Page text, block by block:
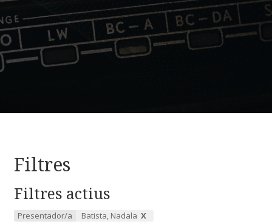
Filtres
Filtres actius
Presentador/a Batista, Nadala